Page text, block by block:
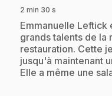
2 min 30 s
.Emmanuelle Leftick
grands talents de la
restauration. Cette
jusqu'à maintenant
Elle a même une